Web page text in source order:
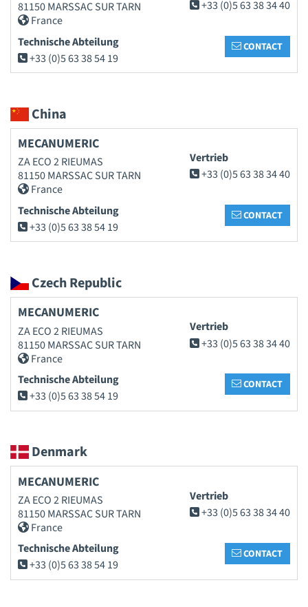
81150 MARSSAC SUR TARN
France
+33 (0)5 63 38 34 40
Technische Abteilung
+33 (0)5 63 38 54 19
CONTACT
China
MECANUMERIC
ZA ECO 2 RIEUMAS
81150 MARSSAC SUR TARN
France
Vertrieb
+33 (0)5 63 38 34 40
Technische Abteilung
+33 (0)5 63 38 54 19
CONTACT
Czech Republic
MECANUMERIC
ZA ECO 2 RIEUMAS
81150 MARSSAC SUR TARN
France
Vertrieb
+33 (0)5 63 38 34 40
Technische Abteilung
+33 (0)5 63 38 54 19
CONTACT
Denmark
MECANUMERIC
ZA ECO 2 RIEUMAS
81150 MARSSAC SUR TARN
France
Vertrieb
+33 (0)5 63 38 34 40
Technische Abteilung
+33 (0)5 63 38 54 19
CONTACT